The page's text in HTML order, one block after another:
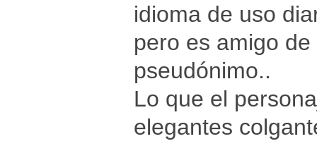
idioma de uso
pero es amigo
pseudónimo..
Lo que el
elegantes